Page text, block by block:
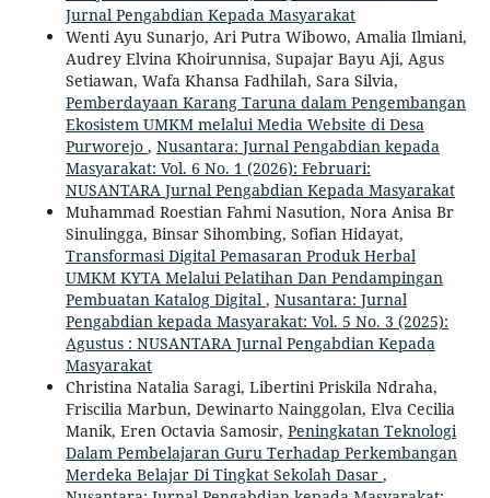
Jurnal Pengabdian Kepada Masyarakat
Wenti Ayu Sunarjo, Ari Putra Wibowo, Amalia Ilmiani,
Audrey Elvina Khoirunnisa, Supajar Bayu Aji, Agus
Setiawan, Wafa Khansa Fadhilah, Sara Silvia,
Pemberdayaan Karang Taruna dalam Pengembangan
Ekosistem UMKM melalui Media Website di Desa
Purworejo , Nusantara: Jurnal Pengabdian kepada
Masyarakat: Vol. 6 No. 1 (2026): Februari:
NUSANTARA Jurnal Pengabdian Kepada Masyarakat
Muhammad Roestian Fahmi Nasution, Nora Anisa Br
Sinulingga, Binsar Sihombing, Sofian Hidayat,
Transformasi Digital Pemasaran Produk Herbal
UMKM KYTA Melalui Pelatihan Dan Pendampingan
Pembuatan Katalog Digital , Nusantara: Jurnal
Pengabdian kepada Masyarakat: Vol. 5 No. 3 (2025):
Agustus : NUSANTARA Jurnal Pengabdian Kepada
Masyarakat
Christina Natalia Saragi, Libertini Priskila Ndraha,
Friscilia Marbun, Dewinarto Nainggolan, Elva Cecilia
Manik, Eren Octavia Samosir, Peningkatan Teknologi
Dalam Pembelajaran Guru Terhadap Perkembangan
Merdeka Belajar Di Tingkat Sekolah Dasar ,